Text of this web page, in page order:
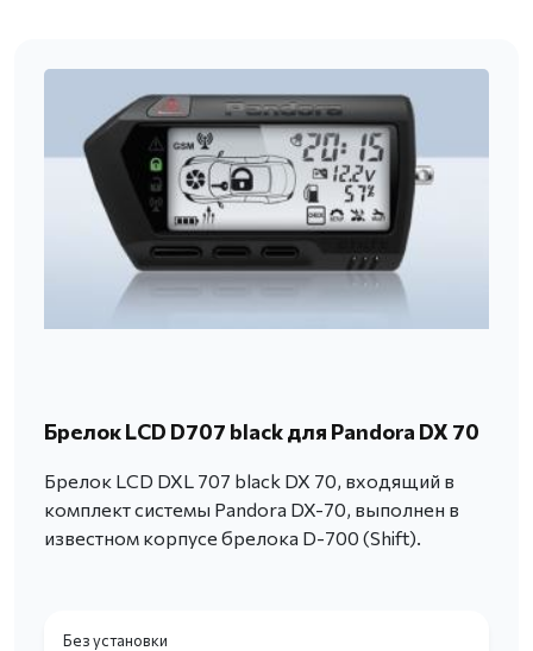
Брелок LCD D707 black для Pandora DX 70
Брелок LCD DXL 707 black DX 70, входящий в
комплект системы Pandora DX-70, выполнен в
известном корпусе брелока D-700 (Shift).
Без установки